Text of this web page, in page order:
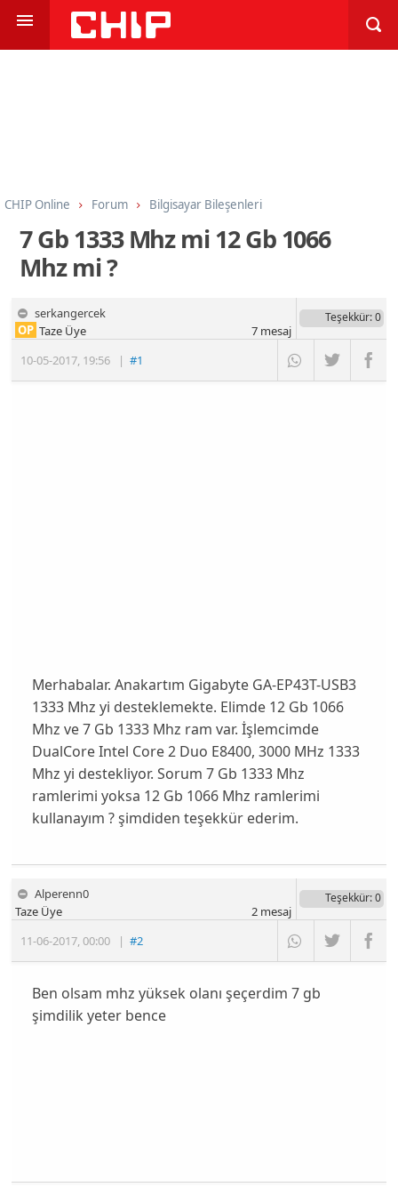
CHIP Online Forum
Bilgisayar Bileşenleri
İşlemci, Anakart, Bellek
7 Gb 1333 Mhz mi 12 Gb 1066
Mhz mi ?
serkangercek
10-05-2017, 19:56 |#1
OP Taze Üye
Teşekkür: 0
7mesaj
Merhabalar. Anakartım Gigabyte GA-EP43T-USB3
1333 Mhz yi desteklemekte. Elimde 12 Gb 1066
Mhz ve 7 Gb 1333 Mhz ram var. İşlemcimde
DualCore Intel Core 2 Duo E8400, 3000 MHz 1333
Mhz yi destekliyor. Sorum 7 Gb 1333 Mhz
ramlerimi yoksa 12 Gb 1066 Mhz ramlerimi
kullanayım ? şimdiden teşekkür ederim.
Alperenn0
11-06-2017,00:00 |#2
Taze Üye
Teşekkür: 0
2mesaj
Ben olsam mhz yüksek olanı şeçerdim 7 gb
şimdilik yeter bence